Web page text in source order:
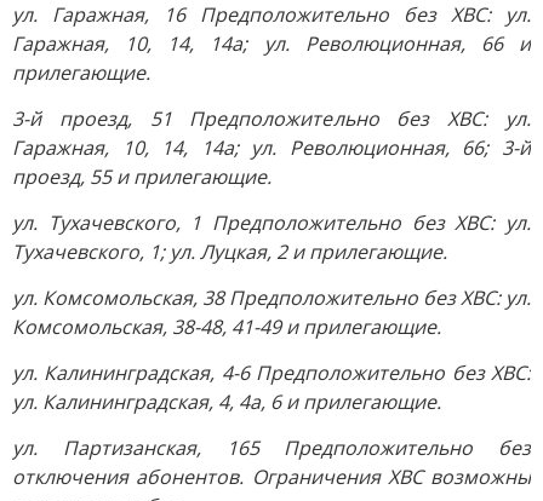
ул. Гаражная, 16 Предположительно без ХВС: ул.
Гаражная, 10, 14, 14а; ул. Революционная, 66 и
прилегающие.
3-й проезд, 51 Предположительно без ХВС: ул.
Гаражная, 10, 14, 14а; ул. Революционная, 66; 3-й
проезд, 55 и прилегающие.
ул. Тухачевского, 1 Предположительно без ХВС: ул.
Тухачевского, 1; ул. Луцкая, 2 и прилегающие.
ул. Комсомольская, 38 Предположительно без ХВС: ул.
Комсомольская, 38-48, 41-49 и прилегающие.
ул. Калининградская, 4-6 Предположительно без ХВС:
ул. Калининградская, 4, 4а, 6 и прилегающие.
ул. Партизанская, 165 Предположительно без
отключения абонентов. Ограничения ХВС возможны